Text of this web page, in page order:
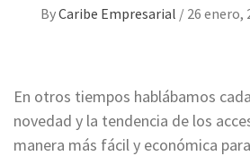
ByCaribe Empresarial / 26 enero,
En otros tiempos hablábamos
novedad y la tendencia de los
manera más fácil y económica